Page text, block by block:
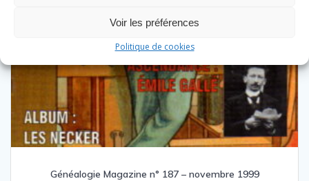
Voir les préférences
Politique de cookies
Généalogie Magazine n° 187 – novembre 1999